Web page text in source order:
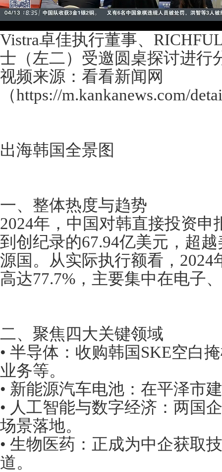
Vistra卓佳执行董事、
士（左二）受邀圆桌探讨进行
视频来源：看看新闻网
（https://m.kankanews.com/
出海韩国全景图
一、整体热度与趋势
2024年，中国对韩直接投资申
到创纪录的67.94亿美元，超
源国。从实际执行额看，
高达77.7%，主要集中在电子
二、聚焦四大关键领域
• 半导体：收购韩国SKE空白
业务等。
• 新能源汽车电池：在平泽市
• 人工智能与数字经济：两国
场景落地。
• 生物医药：正成为中企获取
道。